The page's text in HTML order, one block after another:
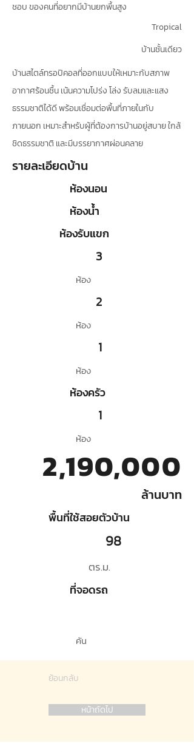
ชอบ ของคนที่อยากมีบ้านยกพื้นสูง
Tropical
บ้านชั้นเดียว
บ้านสไตล์ทรอปิคอลที่ออกแบบให้เหมาะกับสภาพ
อากาศร้อนชื้น เน้นความโปร่ง โล่ง รับลมและแสง
ธรรมชาติได้ดี พร้อมเชื่อมต่อพื้นที่ภายในกับ
ภายนอก เหมาะสำหรับผู้ที่ต้องการบ้านอยู่สบาย ใกล้
ชิดธรรมชาติ และมีบรรยากาศผ่อนคลาย
รายละเอียดบ้าน
ห้องนอน
ห้องน้ำ
ห้องรับแขก
3
ห้อง
2
ห้อง
1
ห้อง
ห้องครัว
1
ห้อง
2,190,000
ล้านบาท
พื้นที่ใช้สอยตัวบ้าน
98
ตร.ม.
ที่จอดรถ
คัน
ย้อนกลับ
หน้าถัดไป